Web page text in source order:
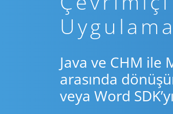
Java ve CHM ile
arasında
veya Word